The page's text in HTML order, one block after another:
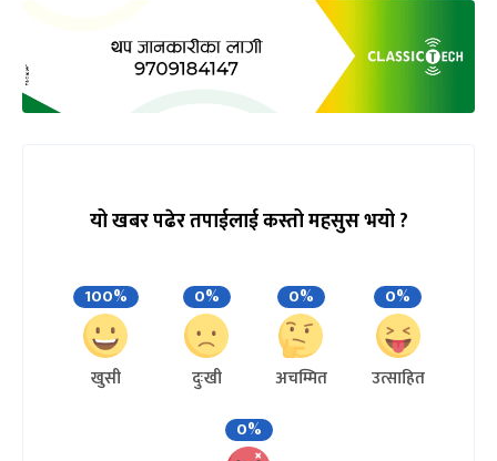
यो खबर पढेर तपाईलाई कस्तो महसुस भयो ?
100%
खुसी
0%
दुःखी
0%
अचम्मित
0%
उत्साहित
0%